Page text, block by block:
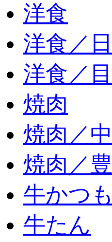
洋食
洋食／
洋食／
焼肉
焼肉／
焼肉／
牛かつ
牛たん